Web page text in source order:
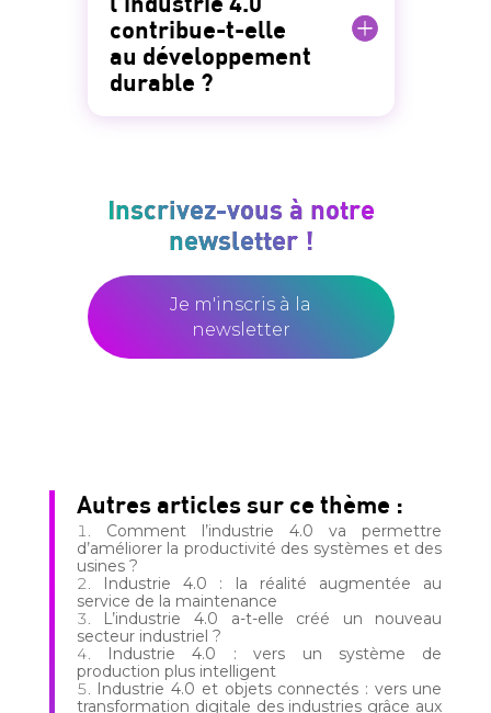
contribue-t-elle
au développement
durable ?
Inscrivez-vous à notre
newsletter !
Je m'inscris à la
newsletter
Autres articles sur ce thème :
Comment l’industrie 4.0 va permettre
d’améliorer la productivité des systèmes et des
usines ?
Industrie 4.0 : la réalité augmentée au
service de la maintenance
L’industrie 4.0 a-t-elle créé un nouveau
secteur industriel ?
Industrie 4.0 : vers un système de
production plus intelligent
Industrie 4.0 et objets connectés : vers une
transformation digitale des industries grâce aux